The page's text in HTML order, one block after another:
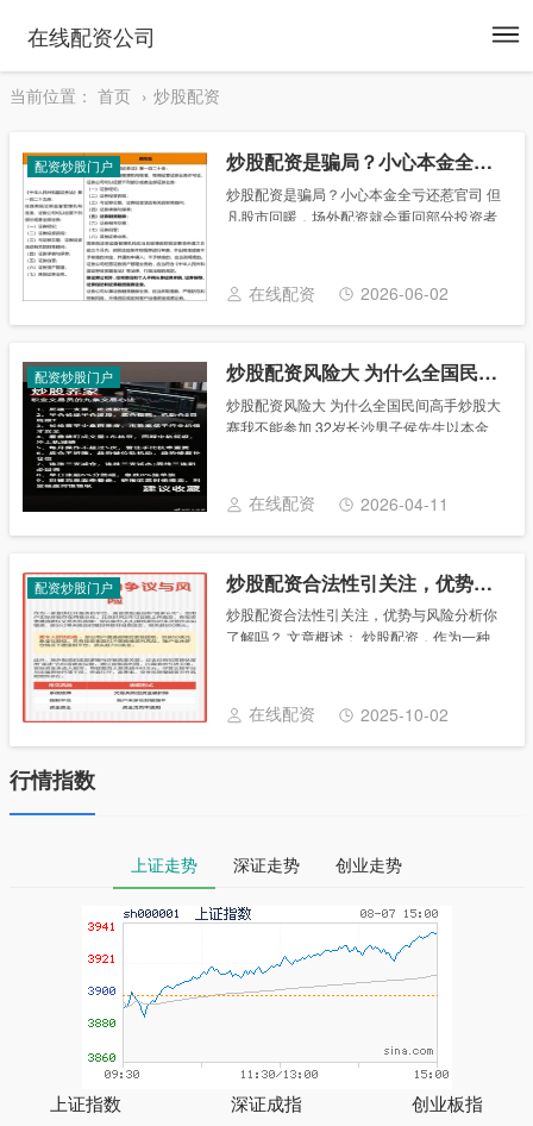
在线配资公司
当前位置： 首页 炒股配资
配资炒股门户 炒股配资是骗局？小心本金全亏还惹官司
炒股配资是骗局？小心本金全亏还惹官司 但
凡股市回暖，场外配资就会重回部分投资者
事法律风险，特别是《证券法》修改之后，
该行为可......
在线配资 2026-06-02
配资炒股门户 炒股配资风险大 为什么全国民间高手炒股大赛我不能参加
炒股配资风险大 为什么全国民间高手炒股大
赛我不能参加 32岁长沙男子侯先生以本金
停的侯先生，亏光本金170万元，被融......
在线配资 2026-04-11
配资炒股门户 炒股配资合法性引关注，优势与风险分析你了解吗？
炒股配资合法性引关注，优势与风险分析你
了解吗？ 文章概述： 炒股配资，作为一种
分析，简单介绍炒股配资的合法性问题，并
分析其优......
在线配资 2025-10-02
行情指数
上证走势 深证走势 创业走势
上证指数
深证成指
创业板指